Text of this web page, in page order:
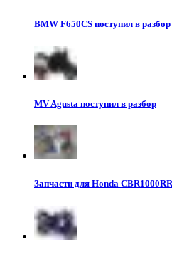
BMW F650CS поступил в разбор
MV Agusta поступил в разбор
Запчасти для Honda